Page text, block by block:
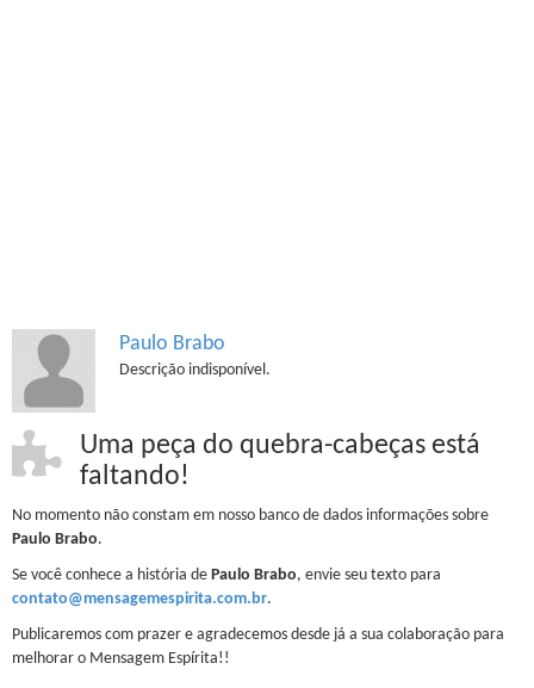
Paulo Brabo
Descrição indisponível.
Uma peça do quebra-cabeças está
faltando!
No momento não constam em nosso banco de dados informações sobre
Paulo Brabo.
Se você conhece a história de Paulo Brabo, envie seu texto para
contato@mensagemespirita.com.br.
Publicaremos com prazer e agradecemos desde já a sua colaboração para
melhorar o Mensagem Espírita!!